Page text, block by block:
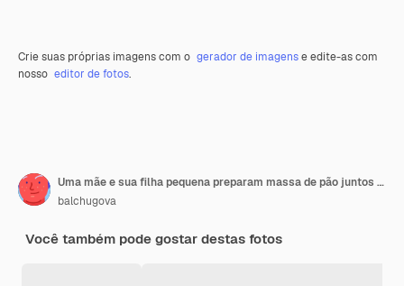
Crie suas próprias imagens com o gerador de imagense edite-as com
nosso editor de fotos.
Uma mãe e sua filha pequena preparam massa de pão juntos em sua cozinha em casa.
balchugova
Você também pode gostar destas fotos